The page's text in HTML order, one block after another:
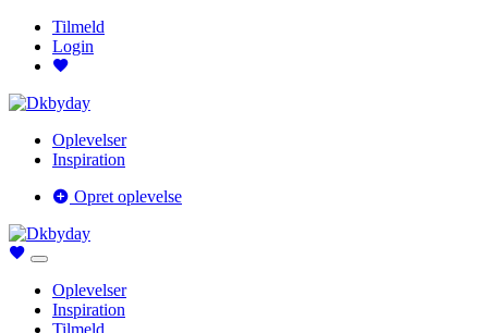
Tilmeld
Login
Oplevelser
Inspiration
Opret oplevelse
Oplevelser
Inspiration
Tilmeld